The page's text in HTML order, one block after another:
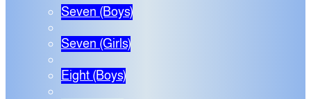
Seven (Boys)
Seven (Girls)
Eight (Boys)